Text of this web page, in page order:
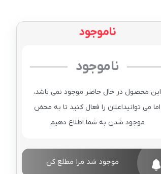
ناموجود
ناموجود
این محصول در حال حاضر موجود نمی باشد،
اما می توانیداعلان را فعال کنید تا به محض
موجود شدن به شما اطلاع دهیم
موجود شد مرا مطلع کن